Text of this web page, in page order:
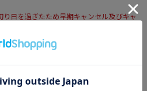
日を過ぎたため早期キャンセル及びキャ